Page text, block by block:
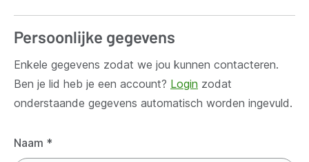
Persoonlijke gegevens
Enkele gegevens zodat we jou kunnen contacteren.
Ben je lid heb je een account? Login zodat
onderstaande gegevens automatisch worden ingevuld.
Naam *